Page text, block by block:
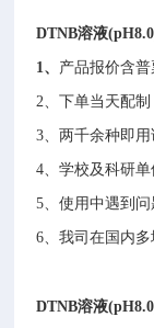
DTNB溶液
1、 产品报价含普
2、下单当天配制
3、两千余种即
4、学校及科研单
5、使用中遇到问
6、我司在国内
DTNB溶液